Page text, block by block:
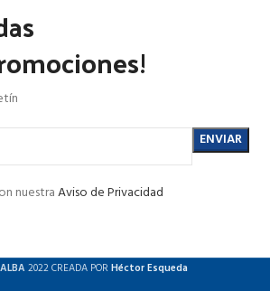
nuestraAviso de Privacidad
2022 CREADA PORHéctor Esqueda